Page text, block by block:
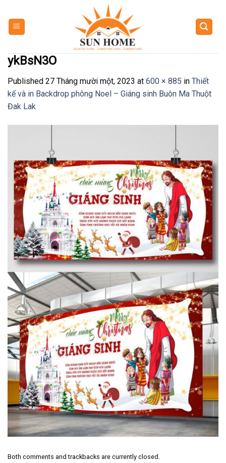
content
ykBsN3O
Published 27 Tháng mười một, 2023 at 600 × 885 in Thiết
kế và in Backdrop phông Noel – Giáng sinh Buôn Ma Thuột
Đak Lak
Both comments and trackbacks are currently closed.